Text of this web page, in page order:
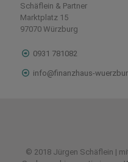
Schäflein & Partner
Marktplatz 15
97070 Würzburg
0931 781082
info@finanzhaus-
© 2018 Jürgen Schäflein |